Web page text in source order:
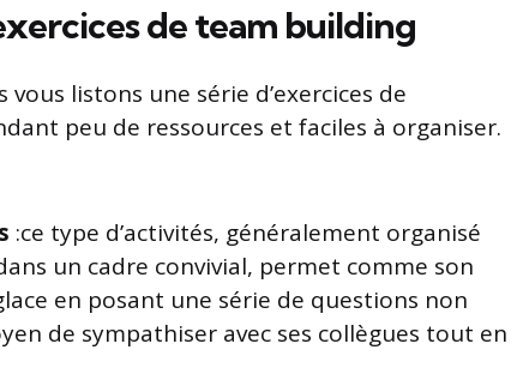
de team building
listons une série d’exercices de
peu de ressources et faciles à organiser.
:ce type d’activités, généralement organisé
un cadre convivial, permet comme son
en posant une série de questions non
de sympathiser avec ses collègues tout en